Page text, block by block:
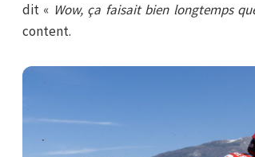
dit « Wow, ça faisait bien longtemps
content.